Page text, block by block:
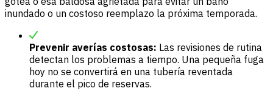
inundado o un costoso reemplazo la próxima temporada.
Prevenir averías costosas: Las revisiones de rutina
detectan los problemas a tiempo. Una pequeña fuga
hoy no se convertirá en una tubería reventada
durante el pico de reservas.